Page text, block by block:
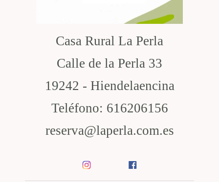
Casa Rural La Perla
Calle de la Perla 33
19242 - Hiendelaencina
Teléfono: 616206156
reserva@laperla.com.es